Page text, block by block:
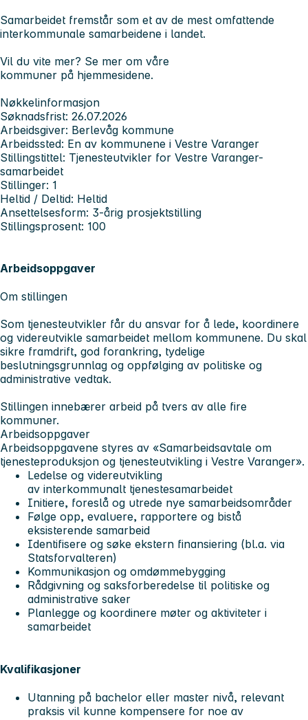
Samarbeidet fremstår som et av de mest omfattende
interkommunale samarbeidene i landet.
Vil du vite mer? Se mer om våre
kommuner på hjemmesidene.
Nøkkelinformasjon
Søknadsfrist: 26.07.2026
Arbeidsgiver: Berlevåg kommune
Arbeidssted: En av kommunene i Vestre Varanger
Stillingstittel: Tjenesteutvikler for Vestre Varanger-
samarbeidet
Stillinger: 1
Heltid / Deltid: Heltid
Ansettelsesform: 3-årig prosjektstilling
Stillingsprosent: 100
Arbeidsoppgaver
Om stillingen
Som tjenesteutvikler får du ansvar for å lede, koordinere
og videreutvikle samarbeidet mellom kommunene. Du skal
sikre framdrift, god forankring, tydelige
beslutningsgrunnlag og oppfølging av politiske og
administrative vedtak.
Stillingen innebærer arbeid på tvers av alle fire
kommuner.
Arbeidsoppgaver
Arbeidsoppgavene styres av «Samarbeidsavtale om
tjenesteproduksjon og tjenesteutvikling i Vestre Varanger».
Ledelse og videreutvikling
av interkommunalt tjenestesamarbeidet
Initiere, foreslå og utrede nye samarbeidsområder
Følge opp, evaluere, rapportere og bistå
eksisterende samarbeid
Identifisere og søke ekstern finansiering (bl.a. via
Statsforvalteren)
Kommunikasjon og omdømmebygging
Rådgivning og saksforberedelse til politiske og
administrative saker
Planlegge og koordinere møter og aktiviteter i
samarbeidet
Kvalifikasjoner
Utanning på bachelor eller master nivå, relevant
praksis vil kunne kompensere for noe av